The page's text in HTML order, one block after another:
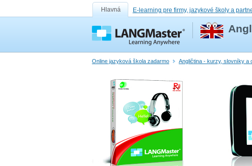
Hlavná E-learning pre firmy, jazykové školy a
Online jazyková škola zadarmo Angličtina - kurzy, slovníky a